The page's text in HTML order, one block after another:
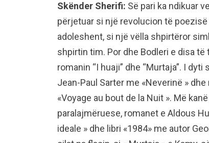
Skënder Sherifi: Së pari ka ndikuar
përjetuar si një revolucion të
adoleshent, si një vëlla shpirtëror
shpirtin tim. Por dhe Bodleri e disa
romanin “I huaji” dhe “Murtaja”. I
Jean-Paul Sarter me «Neverinë »
«Voyage au bout de la Nuit ». Më
paralajmëruese, romanet e Aldous
ideale » dhe libri «1984» me autor